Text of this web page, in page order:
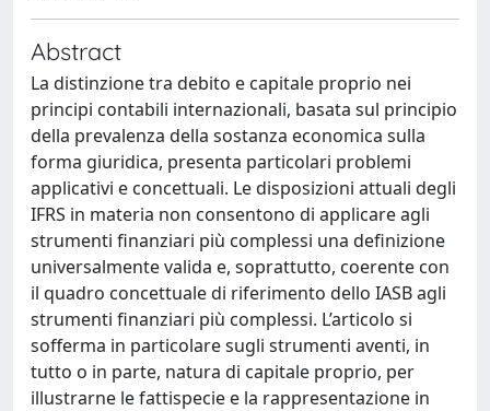
Abstract
La distinzione tra debito e capitale proprio nei
principi contabili internazionali, basata sul principio
della prevalenza della sostanza economica sulla
forma giuridica, presenta particolari problemi
applicativi e concettuali. Le disposizioni attuali degli
IFRS in materia non consentono di applicare agli
strumenti finanziari più complessi una definizione
universalmente valida e, soprattutto, coerente con
il quadro concettuale di riferimento dello IASB agli
strumenti finanziari più complessi. L’articolo si
sofferma in particolare sugli strumenti aventi, in
tutto o in parte, natura di capitale proprio, per
illustrarne le fattispecie e la rappresentazione in